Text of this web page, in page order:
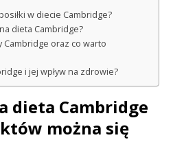
w diecie Cambridge?
dieta Cambridge?
Cambridge oraz co warto
i jej wpływ na zdrowie?
dieta Cambridge
można się